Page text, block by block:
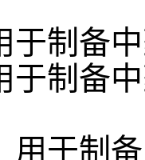
于制备
于制备
用于制